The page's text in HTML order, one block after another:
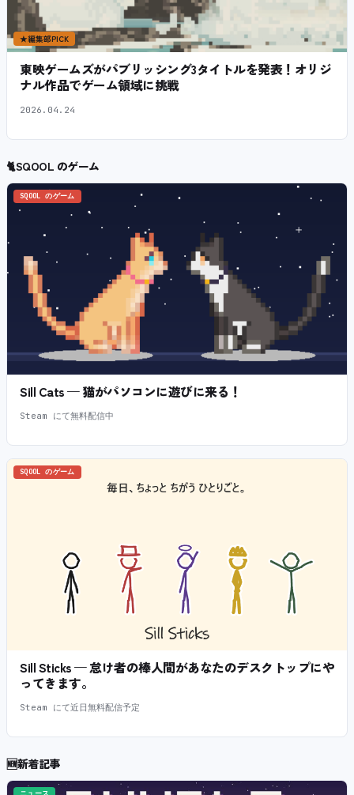
★編集部PICK
東映ゲームズがパブリッシング3タイトルを発表！オリジ
ナル作品でゲーム領域に挑戦
2026.04.24
🐈SQOOL のゲーム
SQOOL のゲーム
Sill Cats — 猫がパソコンに遊びに来る！
Steam にて無料配信中
SQOOL のゲーム
Sill Sticks — 怠け者の棒人間があなたのデスクトップにや
ってきます。
Steam にて近日無料配信予定
🆕新着記事